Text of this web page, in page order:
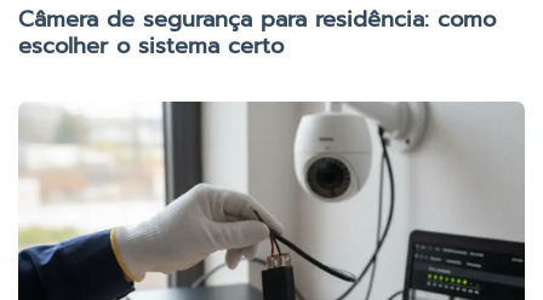
Câmera de segurança para residência: como
escolher o sistema certo